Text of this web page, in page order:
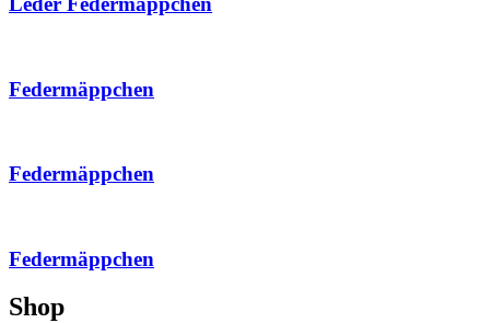
Federmäppchen
Federmäppchen
Federmäppchen
Shop